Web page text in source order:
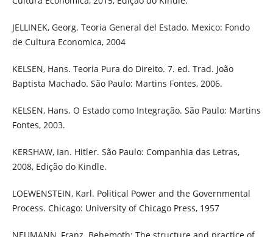
JELLINEK, Georg. Teoria General del Estado. Mexico: Fondo
de Cultura Economica, 2004
KELSEN, Hans. Teoria Pura do Direito. 7. ed. Trad. João
Baptista Machado. São Paulo: Martins Fontes, 2006.
KELSEN, Hans. O Estado como Integração. São Paulo: Martins
Fontes, 2003.
KERSHAW, Ian. Hitler. São Paulo: Companhia das Letras,
2008, Edição do Kindle.
LOEWENSTEIN, Karl. Political Power and the Governmental
Process. Chicago: University of Chicago Press, 1957